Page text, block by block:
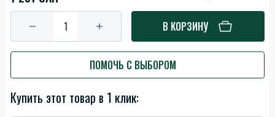
В КОРЗИНУ
ПОМОЧЬ С ВЫБОРОМ
Купить этот товар в 1 клик: